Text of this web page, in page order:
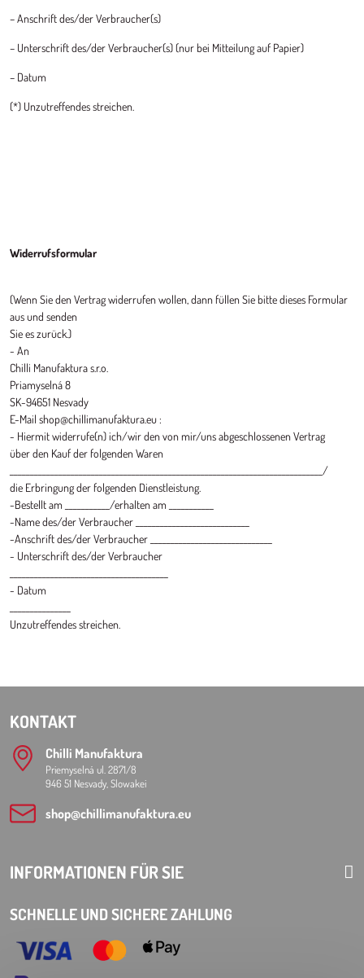
– Anschrift des/der Verbraucher(s)
– Unterschrift des/der Verbraucher(s) (nur bei Mitteilung auf Papier)
– Datum
(*) Unzutreffendes streichen.
Widerrufsformular
(Wenn Sie den Vertrag widerrufen wollen, dann füllen Sie bitte dieses Formular
aus und senden
Sie es zurück.)
- An
Chilli Manufaktura s.r.o.
Priamyselná 8
SK-94651 Nesvady
E-Mail shop@chillimanufaktura.eu :
- Hiermit widerrufe(n) ich/wir den von mir/uns abgeschlossenen Vertrag
über den Kauf der folgenden Waren
_____________________________________________________________________________/
die Erbringung der folgenden Dienstleistung.
-Bestellt am ___________/erhalten am ___________
-Name des/der Verbraucher ____________________________
-Anschrift des/der Verbraucher ______________________________
- Unterschrift des/der Verbraucher
- Datum
Unzutreffendes streichen.
KONTAKT
Chilli Manufaktura
Priemyselná ul. 2871/8
946 51 Nesvady, Slowakei
shop​@chillimanufaktura​.eu
INFORMATIONEN FÜR SIE
SCHNELLE UND SICHERE ZAHLUNG